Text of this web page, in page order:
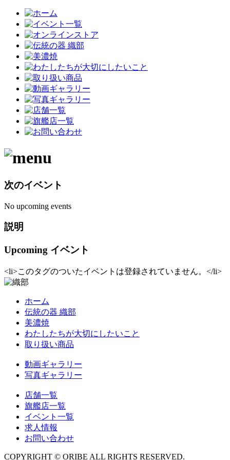
次のイベント
No upcoming events
説明
Upcoming イベント
<li>このタグのついたイベントは登録されていません。</li>
ホーム
伝統の器 織部
美濃焼
わたしたちが大切にしたいこと
取り扱い商品
動画ギャラリー
写真ギャラリー
店舗一覧
旗艦店一覧
イベント一覧
求人情報
お問い合わせ
COPYRIGHT © ORIBE ALL RIGHTS RESERVED.